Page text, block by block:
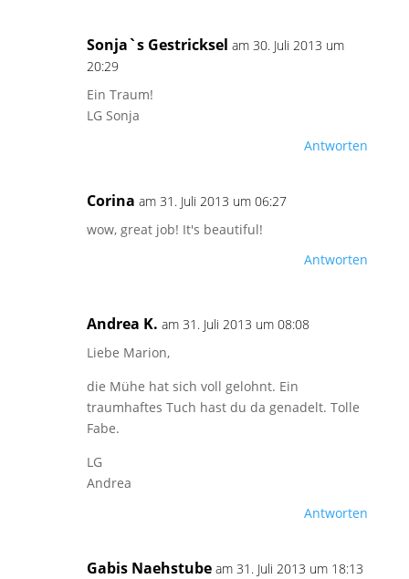
Sonja`s Gestricksel am 30. Juli 2013 um
20:29
Ein Traum!
LG Sonja
Antworten
Corina am 31. Juli 2013 um 06:27
wow, great job! It's beautiful!
Antworten
Andrea K. am 31. Juli 2013 um 08:08
Liebe Marion,
die Mühe hat sich voll gelohnt. Ein
traumhaftes Tuch hast du da genadelt. Tolle
Fabe.
LG
Andrea
Antworten
Gabis Naehstube am 31. Juli 2013 um 18:13